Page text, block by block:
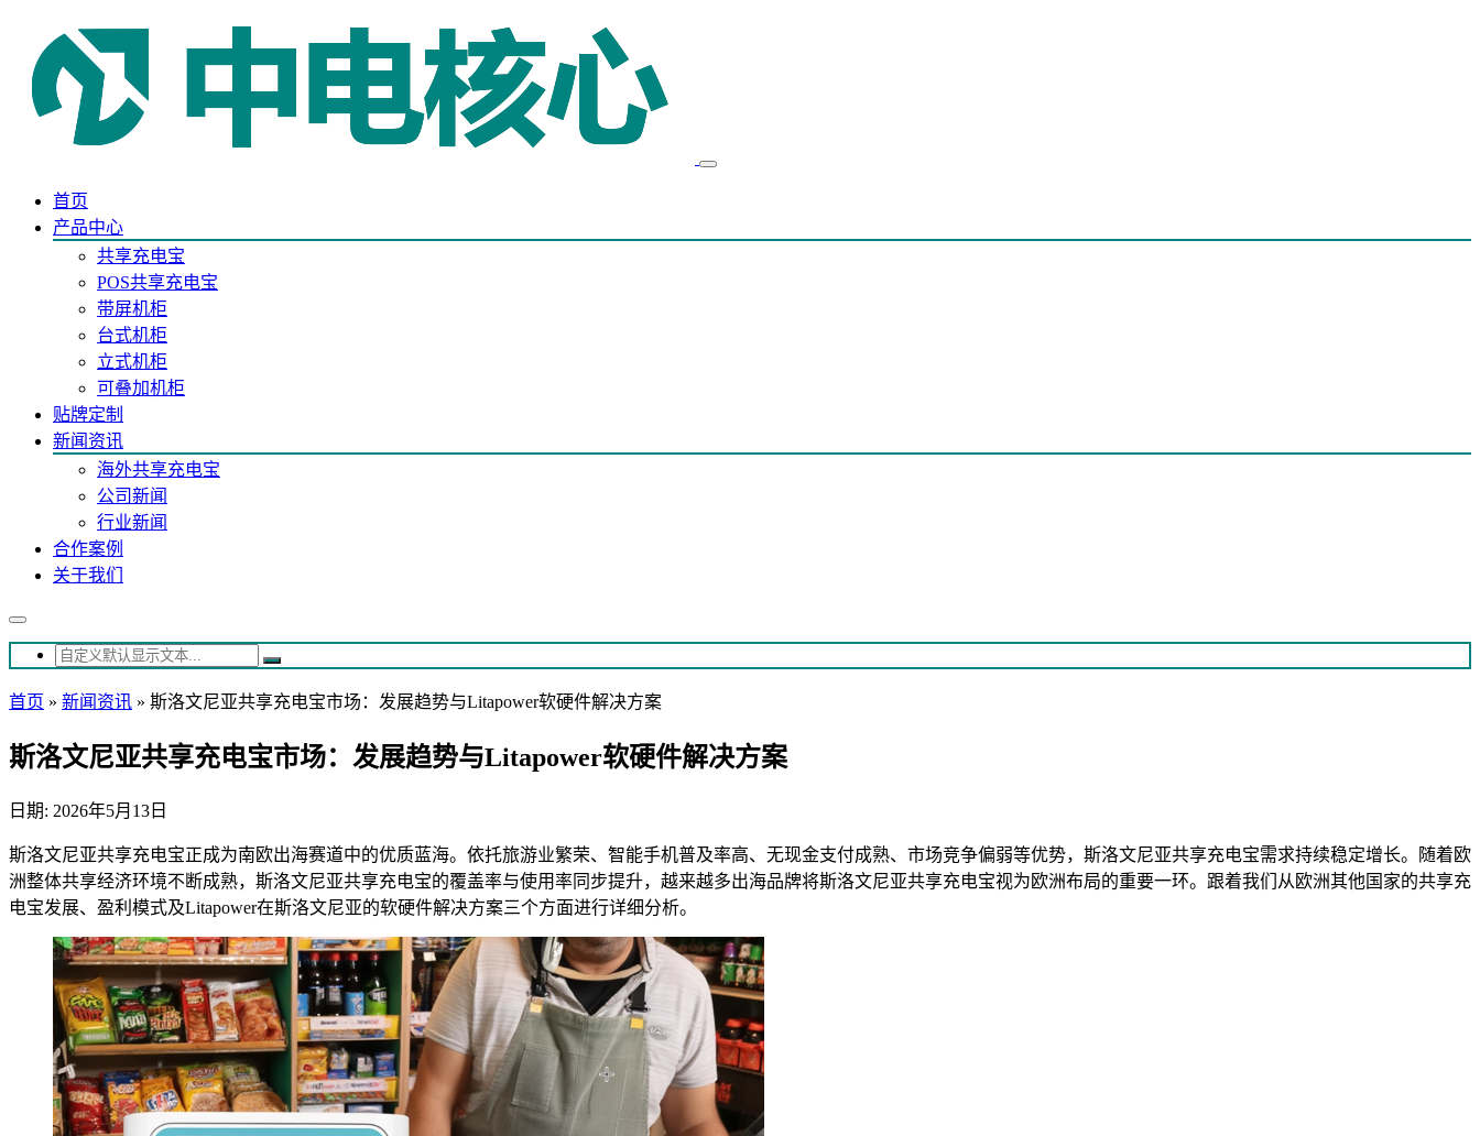
首页
产品中心
共享充电宝
POS共享充电宝
带屏机柜
台式机柜
立式机柜
可叠加机柜
贴牌定制
新闻资讯
海外共享充电宝
公司新闻
行业新闻
合作案例
关于我们
首页 » 新闻资讯 » 斯洛文尼亚共享充电宝市场：发展趋势与Litapower软硬件解决方案
斯洛文尼亚共享充电宝市场：发展趋势与Litapower软硬件解决方案
日期: 2026年5月13日
斯洛文尼亚共享充电宝正成为南欧出海赛道中的优质蓝海。依托旅游业繁荣、智能手机普及率高、无现金支付成熟、市场竞争偏弱等优势，斯洛文尼亚共享充电宝需求持续稳定增长。随着欧
洲整体共享经济环境不断成熟，斯洛文尼亚共享充电宝的覆盖率与使用率同步提升，越来越多出海品牌将斯洛文尼亚共享充电宝视为欧洲布局的重要一环。跟着我们从欧洲其他国家的共享充
电宝发展、盈利模式及Litapower在斯洛文尼亚的软硬件解决方案三个方面进行详细分析。